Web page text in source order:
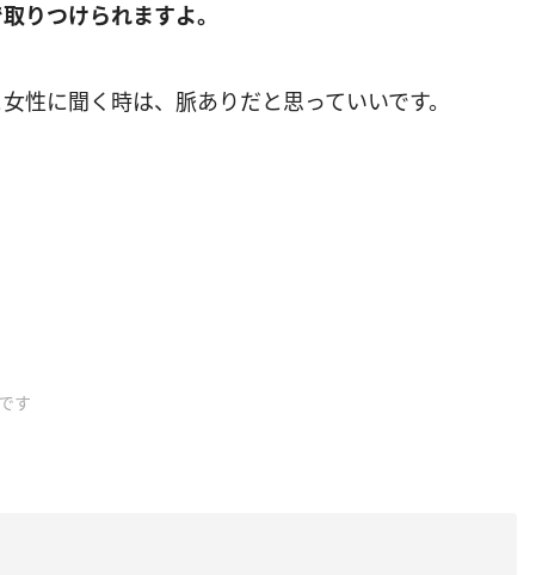
りつけられますよ。
性に聞く時は、脈ありだと思っていいです。
す